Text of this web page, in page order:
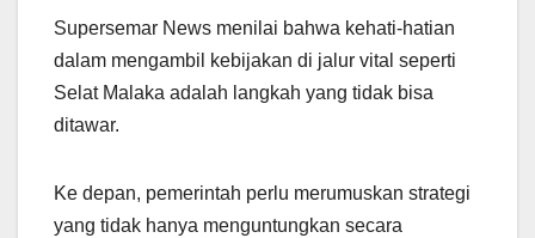
Supersemar News menilai bahwa kehati-hatian
dalam mengambil kebijakan di jalur vital seperti
Selat Malaka adalah langkah yang tidak bisa
ditawar.
Ke depan, pemerintah perlu merumuskan strategi
yang tidak hanya menguntungkan secara